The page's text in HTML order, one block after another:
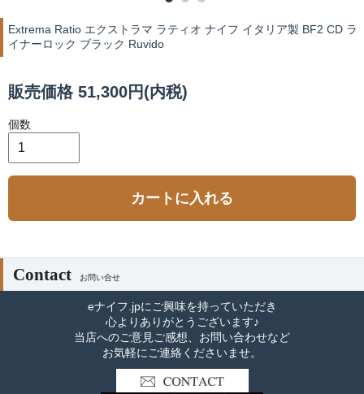
Extrema Ratio エクストラマ ラティオ ナイフ イタリア製 BF2 CD ラ
イナーロック ブラック Ruvido
販売価格 51,300円(内税)
個数
カートに入れる
Contact お問い合せ
eナイフ.jpにご興味を持っていただき
心よりありがとうございます♪
当店へのご意見ご感想、お問い合わせなど
お気軽にご連絡くださいませ。